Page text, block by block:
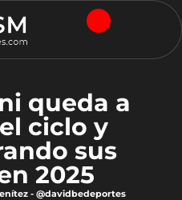
queda a
ciclo y
sus
2025
- @davidbedeportes